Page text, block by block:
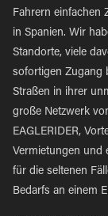
Fahrern einfachen
in Spanien. Wir
Standorte, viele
sofortigen Zugang
Straßen in ihrer
große Netzwerk
EAGLERIDER,
Vermietungen und
für die seltenen
Bedarfs an einem